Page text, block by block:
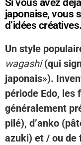
Si vous avez
japonaise, vous
d’idées créatives.
Un style
wagashi(qui
japonais»).
période Edo,
généralement
pilé), d’anko
azuki) et / ou de